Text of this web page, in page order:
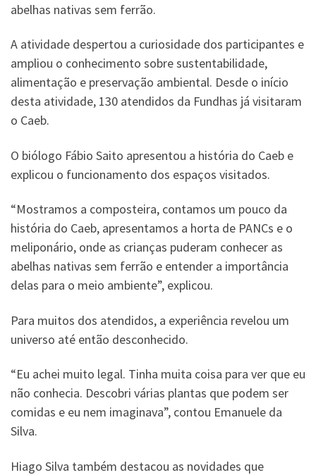
abelhas nativas sem ferrão.
A atividade despertou a curiosidade dos participantes e
ampliou o conhecimento sobre sustentabilidade,
alimentação e preservação ambiental. Desde o início
desta atividade, 130 atendidos da Fundhas já visitaram
o Caeb.
O biólogo Fábio Saito apresentou a história do Caeb e
explicou o funcionamento dos espaços visitados.
“Mostramos a composteira, contamos um pouco da
história do Caeb, apresentamos a horta de PANCs e o
meliponário, onde as crianças puderam conhecer as
abelhas nativas sem ferrão e entender a importância
delas para o meio ambiente”, explicou.
Para muitos dos atendidos, a experiência revelou um
universo até então desconhecido.
“Eu achei muito legal. Tinha muita coisa para ver que eu
não conhecia. Descobri várias plantas que podem ser
comidas e eu nem imaginava”, contou Emanuele da
Silva.
Hiago Silva também destacou as novidades que